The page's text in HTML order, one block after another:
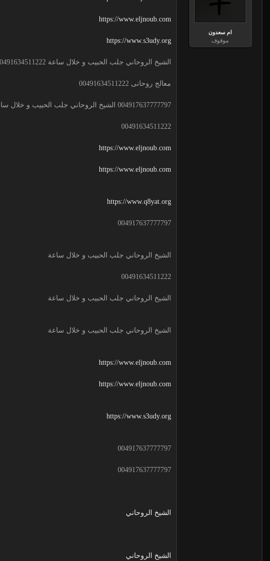
ام سعدون
موقوف
https://www.eljnoub.com
https://www.s3udy.org
الشيخ الروحاني جلب الحبيب و خلال ساعة 00491634511222 لجلب الحبيب
معالج روحانى 00491634511222
004917637777797 الشيخ الروحاني جلب الحبيب و خلال ساعة
00491634511222
https://www.eljnoub.com
https://www.eljnoub.com
https://www.q8yat.org
004917637777797
الشيخ الروحاني جلب الحبيب و خلال ساعة
00491634511222
الشيخ الروحاني جلب الحبيب و خلال ساعة
الشيخ الروحاني جلب الحبيب و خلال ساعة
https://www.eljnoub.com
https://www.eljnoub.com
https://www.s3udy.org
004917637777797
004917637777797
الشيخ الروحاني
الشيخ الروحاني